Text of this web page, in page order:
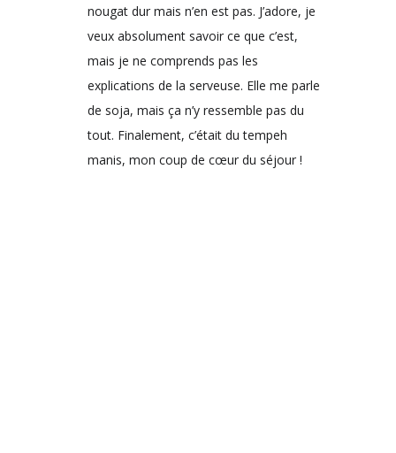
nougat dur mais n’en est pas. J’adore, je
veux absolument savoir ce que c’est,
mais je ne comprends pas les
explications de la serveuse. Elle me parle
de soja, mais ça n’y ressemble pas du
tout. Finalement, c’était du tempeh
manis, mon coup de cœur du séjour !